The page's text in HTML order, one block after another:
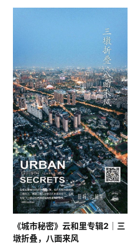
《城市秘密》云和里专辑2｜三
墩折叠，八面来风